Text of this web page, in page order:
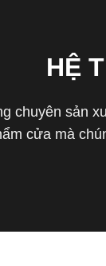
HỆ
chuyên sản
cửa mà